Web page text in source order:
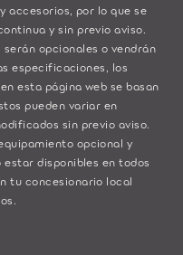
accesorios, por lo que se
y sin previo aviso.
opcionales o vendrán
especificaciones, los
esta página web se basan
pueden variar en
sin previo aviso.
opcional y
disponibles en todos
tu concesionario local